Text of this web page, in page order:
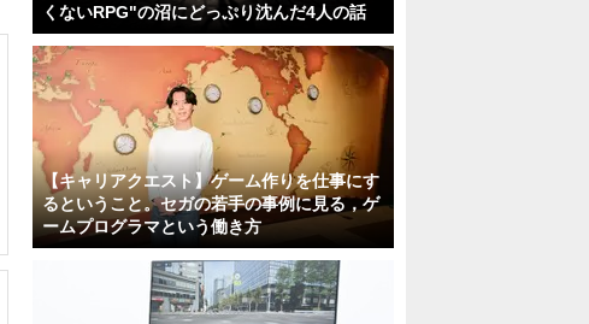
くないRPG"の沼にどっぷり沈んだ4人の話
【キャリアクエスト】ゲーム作りを仕事にす
るということ。セガの若手の事例に見る，ゲ
ームプログラマという働き方